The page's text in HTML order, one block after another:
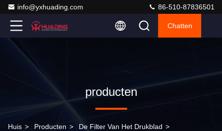
info@yxhuading.com 86-510-87836501
Chatten
producten
Huis > Producten > De Filter Van Het Drukblad >